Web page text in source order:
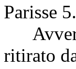
Parisse
ritirato